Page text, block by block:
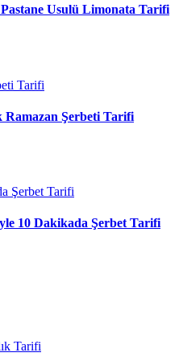
Pastane Usulü Limonata Tarifi
Şerbeti Tarifi
10 Dakikada Şerbet Tarifi